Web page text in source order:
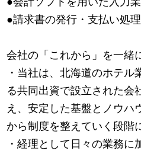
●請求書の発行・支払い処
会社の「これから」を一緒
・当社は、北海道のホテル
る共同出資で設立された会
え、安定した基盤とノウハ
から制度を整えていく段階
・経理として日々の業務に